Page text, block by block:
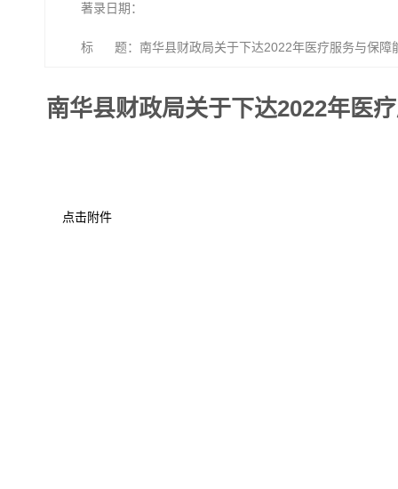
著录日期：
标 题：南华县财政局关于下达2022年医疗服务与保障
南华县财政局关于下达2022年医
点击附件